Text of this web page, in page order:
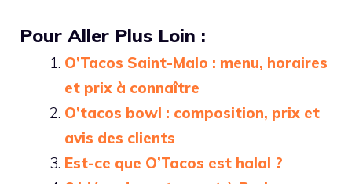
Pour Aller Plus Loin :
O’Tacos Saint-Malo : menu, horaires
et prix à connaître
O’tacos bowl : composition, prix et
avis des clients
Est-ce que O’Tacos est halal ?